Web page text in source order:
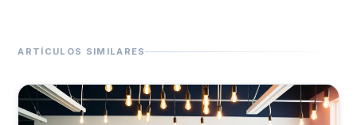
ARTÍCULOS SIMILARES